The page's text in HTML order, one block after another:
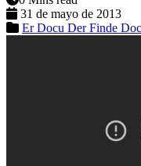
31 de mayo de 2013
Er Docu Der Finde